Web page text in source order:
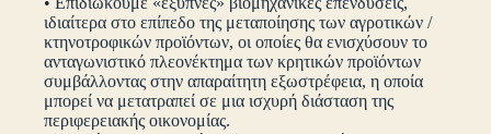
ιδιαίτερα στο επίπεδο της μεταποίησης των αγροτικών /
κτηνοτροφικών προϊόντων, οι οποίες θα ενισχύσουν το
ανταγωνιστικό πλεονέκτημα των κρητικών προϊόντων
συμβάλλοντας στην απαραίτητη εξωστρέφεια, η οποία
μπορεί να μετατραπεί σε μια ισχυρή διάσταση της
περιφερειακής οικονομίας.